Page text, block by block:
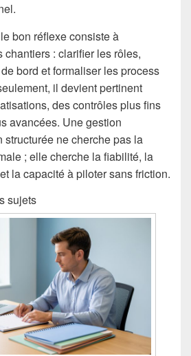
bon réflexe consiste à
chantiers : clarifier les rôles,
bord et formaliser les process
il devient pertinent
des contrôles plus fins
avancées. Une gestion
ne cherche pas la
; elle cherche la fiabilité, la
la capacité à piloter sans friction.
sujets